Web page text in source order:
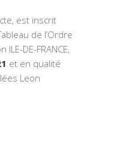
est inscrit
de l’Ordre
DE-FRANCE,
et en qualité
Leon